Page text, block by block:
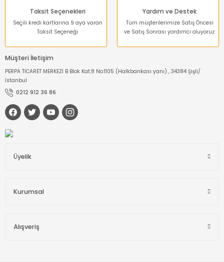
Taksit Seçenekleri
Seçili kredi kartlarına 9 aya varan
Taksit Seçeneği
Yardım ve Destek
Tüm müşterilerimize Satış Öncesi
ve Satış Sonrası yardımcı oluyoruz
Müşteri İletişim
PERPA TİCARET MERKEZİ B Blok Kat:8 No:1105 (Halkbankası yanı) , 34384 Şişli/
İstanbul
0212 912 36 86
Üyelik
Kurumsal
Alışveriş